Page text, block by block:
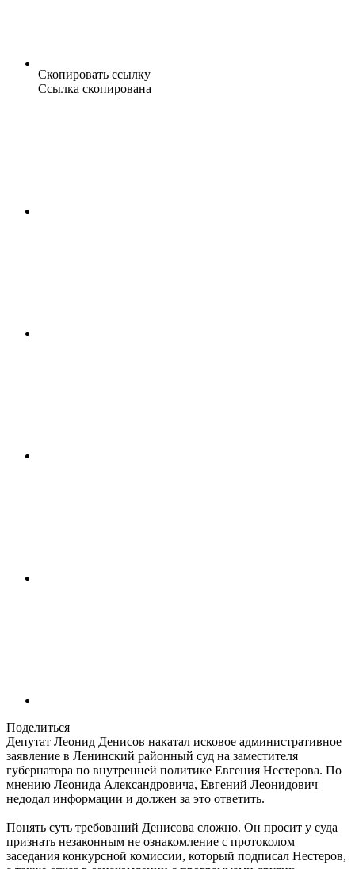
Скопировать ссылку
Ссылка скопирована
Поделиться
Депутат Леонид Денисов накатал исковое административное
заявление в Ленинский районный суд на заместителя
губернатора по внутренней политике Евгения Нестерова. По
мнению Леонида Александровича, Евгений Леонидович
недодал информации и должен за это ответить.
Понять суть требований Денисова сложно. Он просит у суда
признать незаконным не ознакомление с протоколом
заседания конкурсной комиссии, который подписал Нестеров,